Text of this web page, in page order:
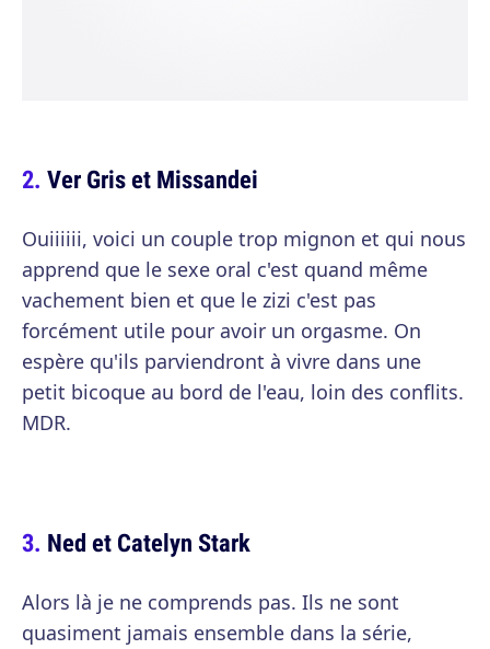
Ver Gris et Missandei
Ouiiiiii, voici un couple trop mignon et qui nous
apprend que le sexe oral c'est quand même
vachement bien et que le zizi c'est pas
forcément utile pour avoir un orgasme. On
espère qu'ils parviendront à vivre dans une
petit bicoque au bord de l'eau, loin des conflits.
MDR.
Ned et Catelyn Stark
Alors là je ne comprends pas. Ils ne sont
quasiment jamais ensemble dans la série,